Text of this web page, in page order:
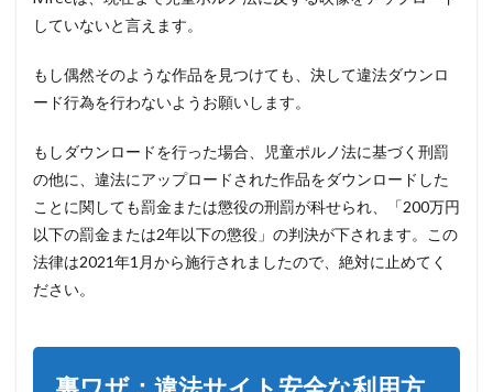
ステッ
3.1.3
ステッ
プ 3
3.1.4
ステッ
4
まと
め
していないと言えます。
もし偶然そのような作品を見つけても、決して違法ダウンロ
ード行為を行わないようお願いします。
もしダウンロードを行った場合、児童ポルノ法に基づく刑罰
の他に、違法にアップロードされた作品をダウンロードした
ことに関しても罰金または懲役の刑罰が科せられ、「200万円
以下の罰金または2年以下の懲役」の判決が下されます。この
法律は2021年1月から施行されましたので、絶対に止めてく
ださい。